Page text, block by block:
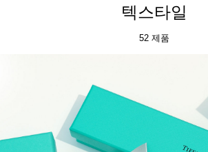
텍스타일
52 제품